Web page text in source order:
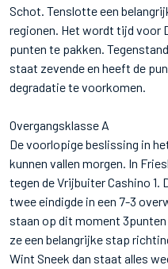
Schot. Tenslotte een
regionen. Het wordt tijd voor
punten te pakken.
staat zevende en heeft de
degradatie te voorkomen.
Overgangsklasse A
De voorlopige beslissing in
kunnen vallen morgen. In
tegen de Vrijbuiter Cashino
twee eindigde in een 7-3
staan op dit moment
ze een belangrijke stap
Wint Sneek dan staat alles